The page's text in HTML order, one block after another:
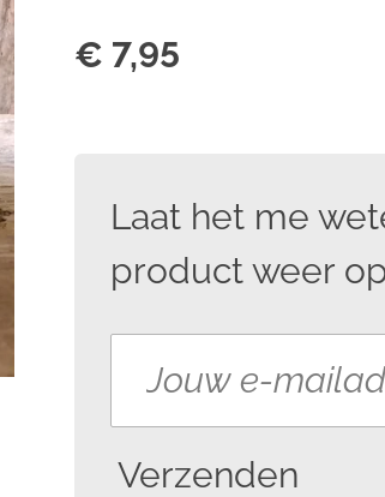
€ 7,95
Laat het me
product weer
Verzenden